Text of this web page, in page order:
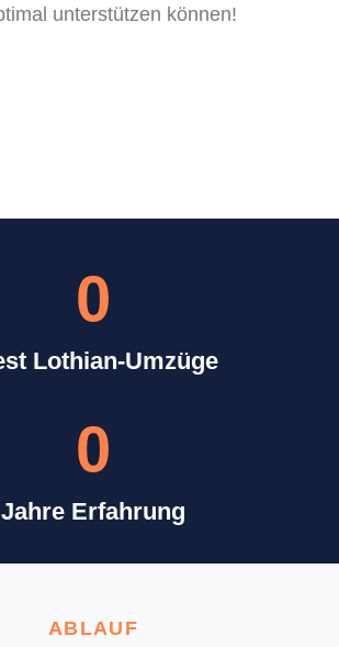
unterstützen können!
Lothian-Umzüge
0
Jahre Erfahrung
0
ABLAUF